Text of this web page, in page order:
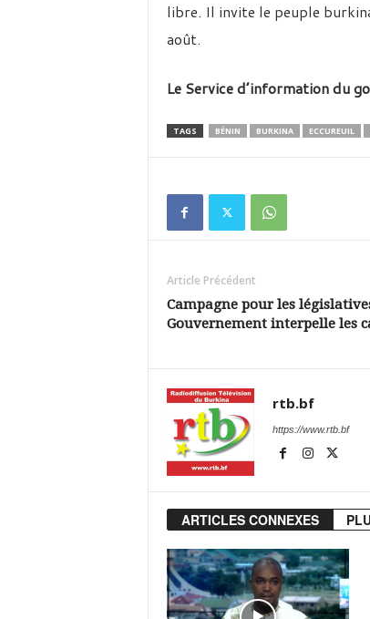
libre. Il invite le peuple
août.
Le Service d’information du
TAGS BÉNIN BURKINA ECCUREUIL
Article Précédent
Campagne pour les
Gouvernement interpelle les
rtb.bf
https://www.rtb.bf
ARTICLES CONNEXES